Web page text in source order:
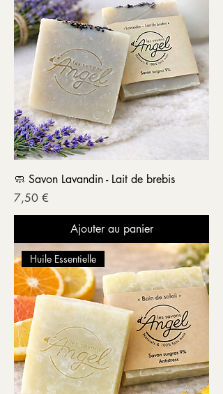
🧼 Savon Lavandin - Lait de brebis
Prix
7,50 €
Ajouter au panier
Huile Essentielle